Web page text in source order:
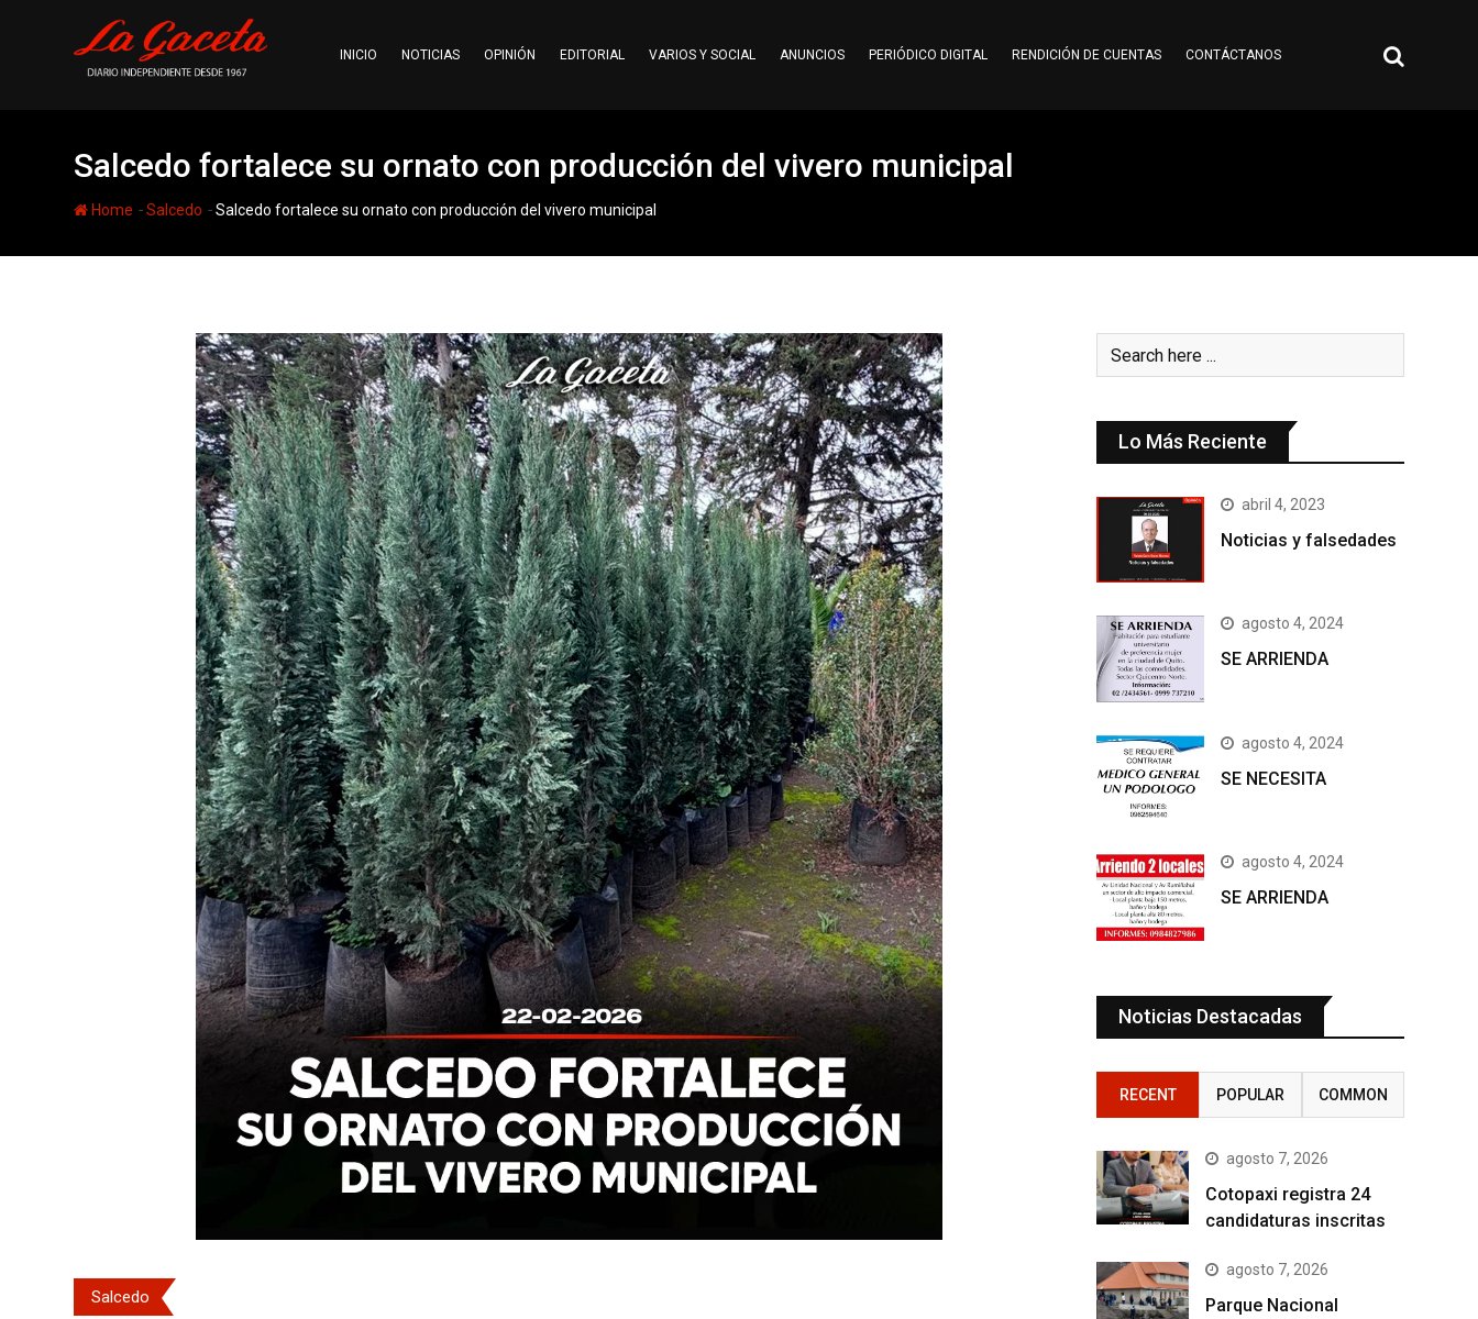
INICIO NOTICIAS OPINIÓN EDITORIAL VARIOS Y SOCIAL ANUNCIOS PERIÓDICO DIGITAL RENDICIÓN DE CUENTAS CONTÁCTANOS
Salcedo fortalece su ornato con producción del vivero municipal
Home -Salcedo -Salcedo fortalece su ornato con producción del vivero municipal
Salcedo
Lo Más Reciente
abril 4, 2023
Noticias y falsedades
agosto 4, 2024
SE ARRIENDA
agosto 4, 2024
SE NECESITA
agosto 4, 2024
SE ARRIENDA
Noticias Destacadas
RECENT POPULAR COMMON
agosto 7, 2026
Cotopaxi registra 24
candidaturas inscritas
agosto 7, 2026
Parque Nacional